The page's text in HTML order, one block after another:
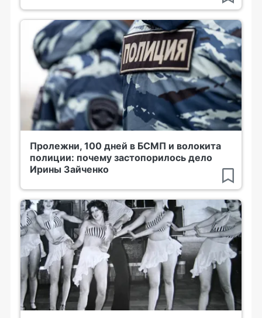
Пролежни, 100 дней в БСМП и волокита
полиции: почему застопорилось дело
Ирины Зайченко